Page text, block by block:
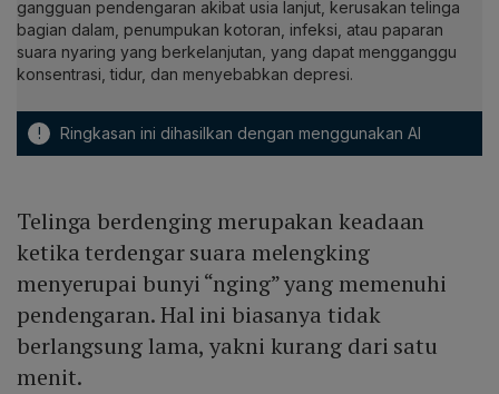
gangguan pendengaran akibat usia lanjut, kerusakan telinga
bagian dalam, penumpukan kotoran, infeksi, atau paparan
suara nyaring yang berkelanjutan, yang dapat mengganggu
konsentrasi, tidur, dan menyebabkan depresi.
! Ringkasan ini dihasilkan dengan menggunakan AI
Telinga berdenging merupakan keadaan
ketika terdengar suara melengking
menyerupai bunyi “nging” yang memenuhi
pendengaran. Hal ini biasanya tidak
berlangsung lama, yakni kurang dari satu
menit.